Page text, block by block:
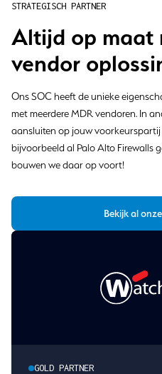
STRATEGISCH PARTNER
Altijd op maat
vendor
Ons SOC heeft de unieke
met meerdere MDR vendoren. In
aansluiten op jouw voorkeurspartij
bijvoorbeeld al Palo Alto Firewalls
bouwen we daar op voort!
Bekijk al
GOLD PARTNER